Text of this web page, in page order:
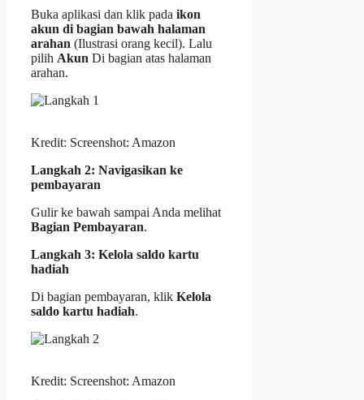
Buka aplikasi dan klik pada ikon
akun di bagian bawah halaman
arahan (Ilustrasi orang kecil). Lalu
pilih Akun Di bagian atas halaman
arahan.
Kredit: Screenshot: Amazon
Langkah 2: Navigasikan ke
pembayaran
Gulir ke bawah sampai Anda melihat
Bagian Pembayaran.
Langkah 3: Kelola saldo kartu
hadiah
Di bagian pembayaran, klik Kelola
saldo kartu hadiah.
Kredit: Screenshot: Amazon